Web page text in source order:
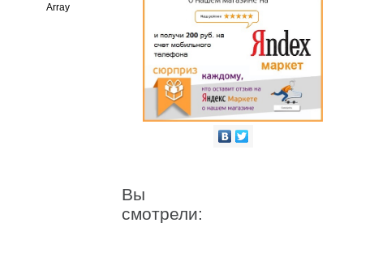
Array
Вы
смотрели: